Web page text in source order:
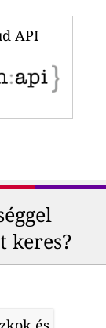
API
keres?